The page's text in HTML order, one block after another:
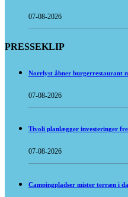
07-08-2026
PRESSEKLIP
Norrlyst åbner burgerrestaurant
07-08-2026
Tivoli planlægger investeringer
07-08-2026
Campingpladser mister terræn i